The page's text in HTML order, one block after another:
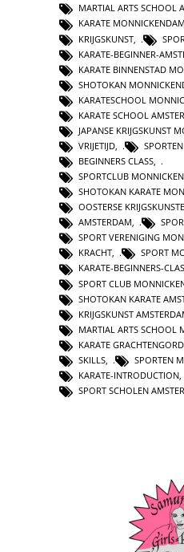
MARTIAL ARTS SCHOOL
KARATE
KRIJGSKUNST
KARATE-BEGINNER-
KARATE BINNENSTAD
SHOTOKAN
KARATESCHOOL
KARATE SCHOOL
JAPANSE KRIJGSKUNST
VRIJETIJD
BEGINNERS CLASS,
SPORTCLUB
SHOTOKAN KARATE
OOSTERSE
AMSTERDAM,
SPORT VERENIGING
KRACHT, SPORT
KARATE-BEGINNERS-
SPORT CLUB
SHOTOKAN KARATE
KRIJGSKUNST
MARTIAL ARTS SCHOOL
KARATE
SKILLS
SPORTEN
KARATE-INTRODUCTION
SPORT SCHOLEN